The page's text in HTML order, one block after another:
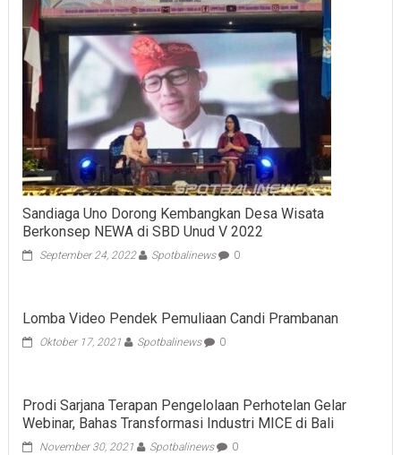
Sandiaga Uno Dorong Kembangkan Desa Wisata
Berkonsep NEWA di SBD Unud V 2022
September 24, 2022 Spotbalinews 0
Lomba Video Pendek Pemuliaan Candi Prambanan
Oktober 17, 2021 Spotbalinews 0
Prodi Sarjana Terapan Pengelolaan Perhotelan Gelar
Webinar, Bahas Transformasi Industri MICE di Bali
November 30, 2021 Spotbalinews 0